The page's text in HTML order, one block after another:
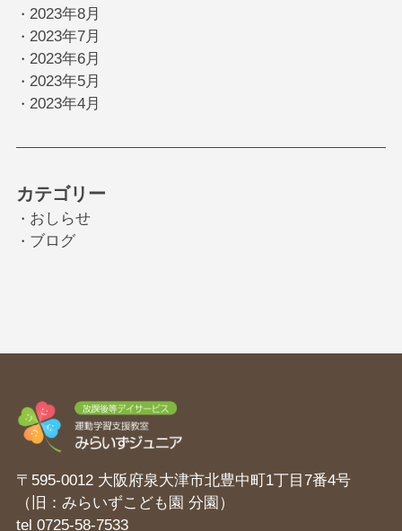
・ 2023年8月
・ 2023年7月
・ 2023年6月
・ 2023年5月
・ 2023年4月
カテゴリー
・ おしらせ
・ ブログ
〒595-0012 大阪府泉大津市北豊中町1丁目7番4号
（旧：みらいずこども園 分園）
tel 0725-58-7533